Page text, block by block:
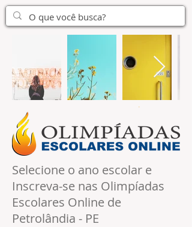
Selecione o ano escolar e
Inscreva-se nas Olimpíadas
Escolares Online de
Petrolândia - PE